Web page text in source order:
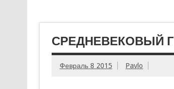
СРЕДНЕВЕКОВЫЙ
Февраль 8 2015 Pavlo